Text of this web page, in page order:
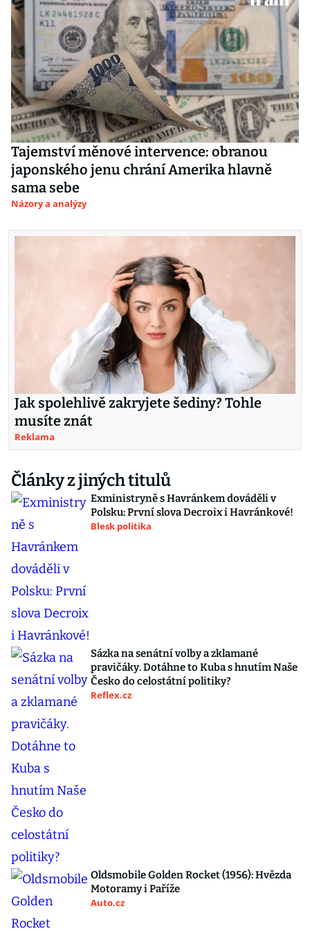
Tajemství měnové intervence: obranou
japonského jenu chrání Amerika hlavně
sama sebe
Názory a analýzy
Jak spolehlivě zakryjete šediny? Tohle
musíte znát
Reklama
Články z jiných titulů
Exministryně s Havránkem dováděli v
Polsku: První slova Decroix i Havránkové!
Blesk politika
Sázka na senátní volby a zklamané
pravičáky. Dotáhne to Kuba s hnutím Naše
Česko do celostátní politiky?
Reflex.cz
Oldsmobile Golden Rocket (1956): Hvězda
Motoramy i Paříže
Auto.cz